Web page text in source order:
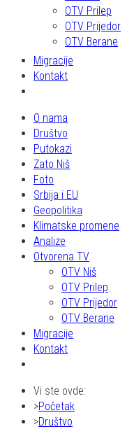
OTV Prilep
OTV Prijedor
OTV Berane
Migracije
Kontakt
O nama
Društvo
Putokazi
Zato Niš
Foto
Srbija i EU
Geopolitika
Klimatske promene
Analize
Otvorena TV
OTV Niš
OTV Prilep
OTV Prijedor
OTV Berane
Migracije
Kontakt
Vi ste ovde:
Početak
Društvo